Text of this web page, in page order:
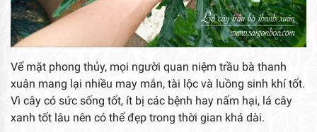
Vể mặt phong thủy, mọi người quan niệm trầu bà thanh
xuân mang lại nhiều may mắn, tài lộc và luồng sinh khí tốt.
Vì cây có sức sống tốt, ít bị các bệnh hay nấm hại, lá cây
xanh tốt lâu nên có thể đẹp trong thời gian khá dài.